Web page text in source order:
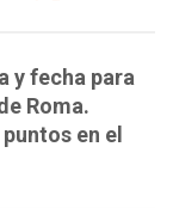
y fecha para
Roma.
en el